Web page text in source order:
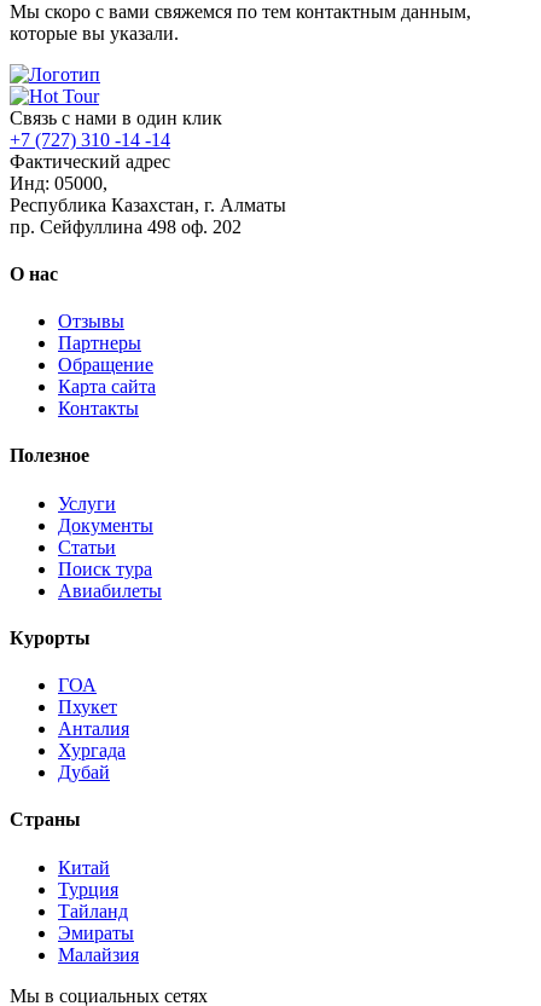
Мы скоро с вами свяжемся по тем контактным данным,
которые вы указали.
Связь с нами в один клик
+7 (727) 310 -14 -14
Фактический адрес
Инд: 05000,
Республика Казахстан, г. Алматы
пр. Сейфуллина 498 оф. 202
О нас
Отзывы
Партнеры
Обращение
Карта сайта
Контакты
Полезное
Услуги
Документы
Статьи
Поиск тура
Авиабилеты
Курорты
ГОА
Пхукет
Анталия
Хургада
Дубай
Страны
Китай
Турция
Тайланд
Эмираты
Малайзия
Мы в социальных сетях